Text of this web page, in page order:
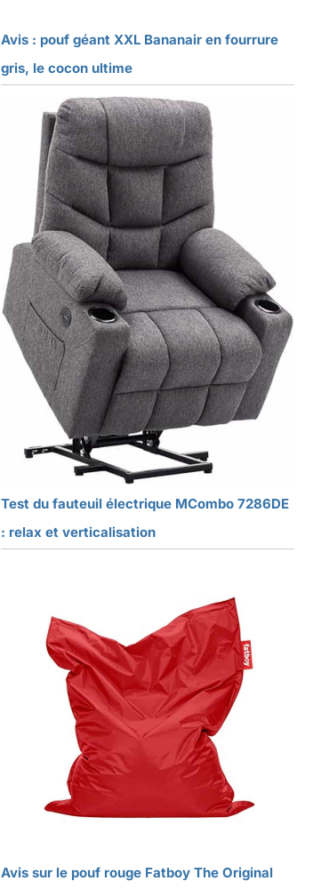
Avis : pouf géant XXL Bananair en fourrure
gris, le cocon ultime
Test du fauteuil électrique MCombo 7286DE
: relax et verticalisation
Avis sur le pouf rouge Fatboy The Original